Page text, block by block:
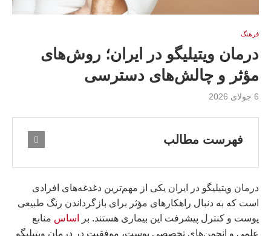
فرهنگ
درمان ویتیلیگو در ایران؛ روش‌های
مؤثر و چالش‌های دسترسی
6 جولای 2026
فهرست مطالب
درمان ویتیلیگو در ایران یکی از مهم‌ترین دغدغه‌های افرادی
است که به دنبال راهکارهای مؤثر برای بازگرداندن رنگ طبیعی
پوست و کنترل پیشرفت این بیماری هستند. بر
اساس منابع
علمی و انجمن‌های تخصصی پوست، موفقیت در درمان ویتیلیگو